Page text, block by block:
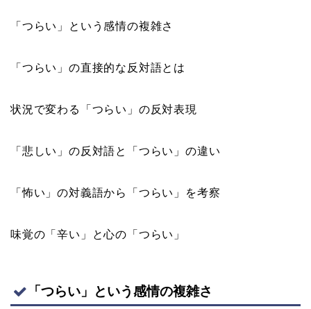
「つらい」という感情の複雑さ
「つらい」の直接的な反対語とは
状況で変わる「つらい」の反対表現
「悲しい」の反対語と「つらい」の違い
「怖い」の対義語から「つらい」を考察
味覚の「辛い」と心の「つらい」
「つらい」という感情の複雑さ